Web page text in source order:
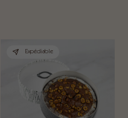
Expédiable